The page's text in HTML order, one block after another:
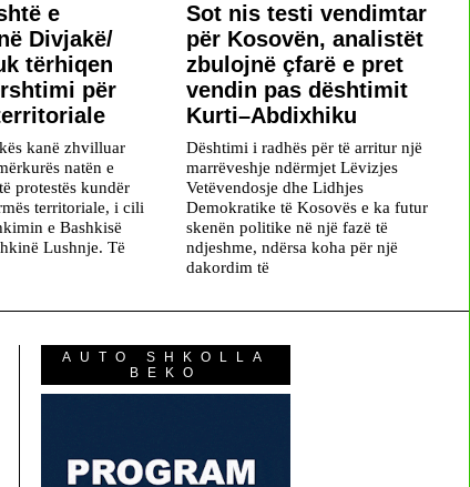
e
Divjakë/
tërhiqen
për
kanë zhvilluar
natën e
protestës kundër
territoriale, i cili
e Bashkisë
Lushnje. Të
Sot nis testi vendimtar
për Kosovën, analistët
zbulojnë çfarë e pret
vendin pas dështimit
Kurti–Abdixhiku
Dështimi i radhës për të arritur një
marrëveshje ndërmjet Lëvizjes
Vetëvendosje dhe Lidhjes
Demokratike të Kosovës e ka futur
skenën politike në një fazë të
ndjeshme, ndërsa koha për një
dakordim të
AUTO SHKOLLA
BEKO